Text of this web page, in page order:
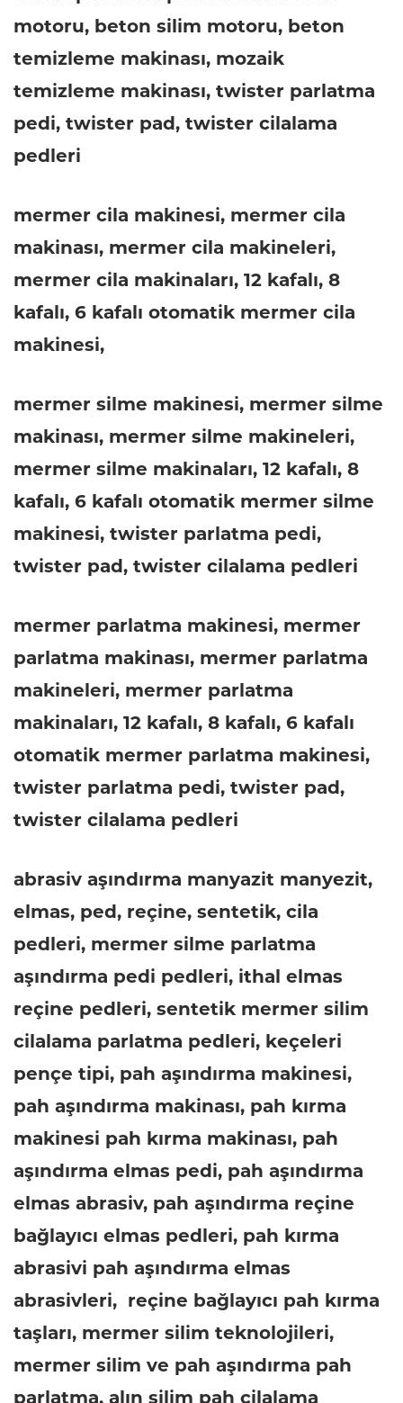
motoru, beton silim motoru, beton
temizleme makinası, mozaik
temizleme makinası, twister parlatma
pedi, twister pad, twister cilalama
pedleri
mermer cila makinesi, mermer cila
makinası, mermer cila makineleri,
mermer cila makinaları, 12 kafalı, 8
kafalı, 6 kafalı otomatik mermer cila
makinesi,
mermer silme makinesi, mermer silme
makinası, mermer silme makineleri,
mermer silme makinaları, 12 kafalı, 8
kafalı, 6 kafalı otomatik mermer silme
makinesi, twister parlatma pedi,
twister pad, twister cilalama pedleri
mermer parlatma makinesi, mermer
parlatma makinası, mermer parlatma
makineleri, mermer parlatma
makinaları, 12 kafalı, 8 kafalı, 6 kafalı
otomatik mermer parlatma makinesi,
twister parlatma pedi, twister pad,
twister cilalama pedleri
abrasiv aşındırma manyazit manyezit,
elmas, ped, reçine, sentetik, cila
pedleri, mermer silme parlatma
aşındırma pedi pedleri, ithal elmas
reçine pedleri, sentetik mermer silim
cilalama parlatma pedleri, keçeleri
pençe tipi, pah aşındırma makinesi,
pah aşındırma makinası, pah kırma
makinesi pah kırma makinası, pah
aşındırma elmas pedi, pah aşındırma
elmas abrasiv, pah aşındırma reçine
bağlayıcı elmas pedleri, pah kırma
abrasivi pah aşındırma elmas
abrasivleri, reçine bağlayıcı pah kırma
taşları, mermer silim teknolojileri,
mermer silim ve pah aşındırma pah
parlatma, alın silim pah cilalama